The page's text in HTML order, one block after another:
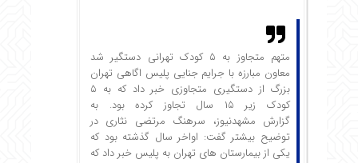
متهم متجاوز به ۵ کودک تهرانی دستگیر شد
معاون مبارزه با جرایم جنایی پلیس اگاهی تهران
بزرگ از دستگیری متجاوزی خبر داد که به ۵
کودک زیر ۱۵ سال تجاوز کرده بود. به
گزارش مشهدنیوز،‌ سرهنگ مرتضی نثاری در
توضیح بیشتر گفت: اواخر سال گذشته بود که
یکی از بیمارستان های تهران به پلیس خبر داد که